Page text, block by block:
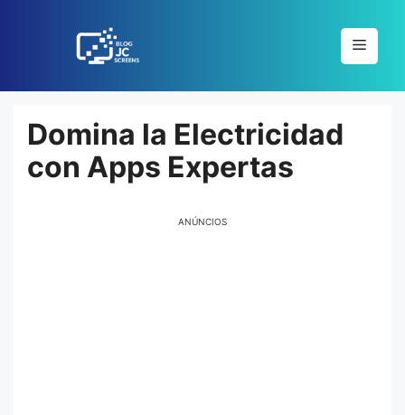
Menu
Domina la Electricidad
con Apps Expertas
ANÚNCIOS